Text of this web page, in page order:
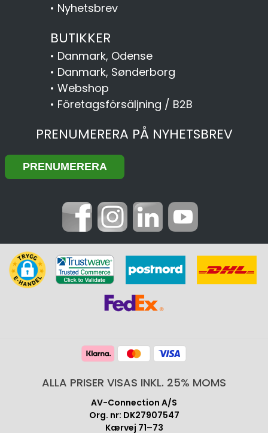
• Nyhetsbrev
BUTIKKER
• Danmark, Odense
• Danmark, Sønderborg
• Webshop
• Företagsförsäljning / B2B
PRENUMERERA PÅ NYHETSBREV
ALLA PRISER VISAS INKL. 25% MOMS
AV-Connection A/S
Org. nr: DK27907547
Kærvej 71–73